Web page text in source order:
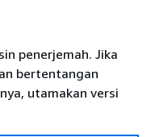
penerjemah. Jika
bertentangan
utamakan versi